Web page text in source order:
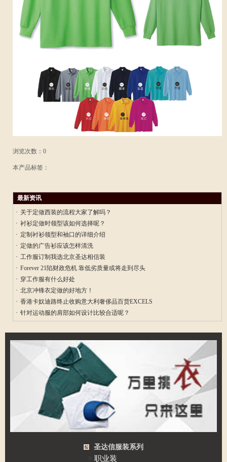
浏览次数：0
本产品标签：
最新资讯
· 关于定做西装的流程大家了解吗？
· 衬衫定做时领型该如何选择呢？
· 定制衬衫领型和袖口的详细介绍
· 定做的广告衫应该怎样清洗
· 工作服订制我选北京圣达相信装
· Forever 21陷财政危机 靠低劣质量或将走到尽头
· 穿工作服有什么好处
· 北京冲锋衣定做的好地方！
· 香港卡奴迪路终止收购意大利奢侈品百货EXCELS
· 针对运动服的肩部如何设计比较合适呢？
圣达信服装系列
> 职业装